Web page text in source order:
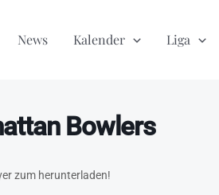
News Kalender Liga
Bowlers
zum herunterladen!